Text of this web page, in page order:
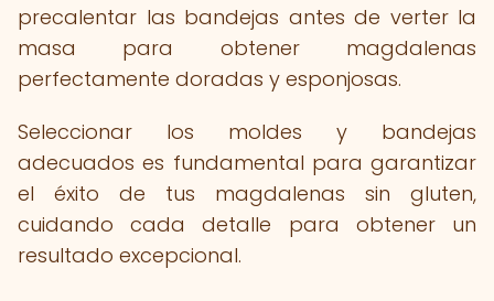
precalentar las bandejas antes de verter la
masa para obtener magdalenas
perfectamente doradas y esponjosas.
Seleccionar los moldes y bandejas
adecuados es fundamental para garantizar
el éxito de tus magdalenas sin gluten,
cuidando cada detalle para obtener un
resultado excepcional.